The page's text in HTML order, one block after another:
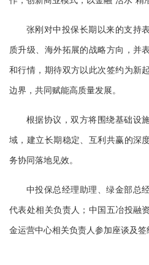
张刚对中投保长期以来的支持
质升级、海外拓展的战略方向，并
和行情，期待双方以此次签约为新
边界，共同赋能高质量发展。
根据协议，双方将围绕基础设
域，建立长期稳定、互利共赢的深
务协同落地见效。
中投保总经理助理、绿金部总
代表处相关负责人；中国五冶投融
金运营中心相关负责人参加座谈及签